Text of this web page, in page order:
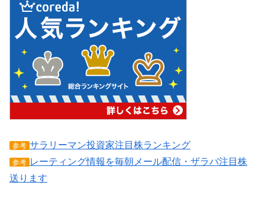
参考 サラリーマン投資家注目株ランキング
参考 レーティング情報を毎朝メール配信・ザラバ注目株
送ります